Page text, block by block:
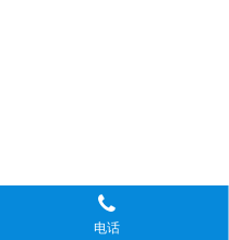
电话